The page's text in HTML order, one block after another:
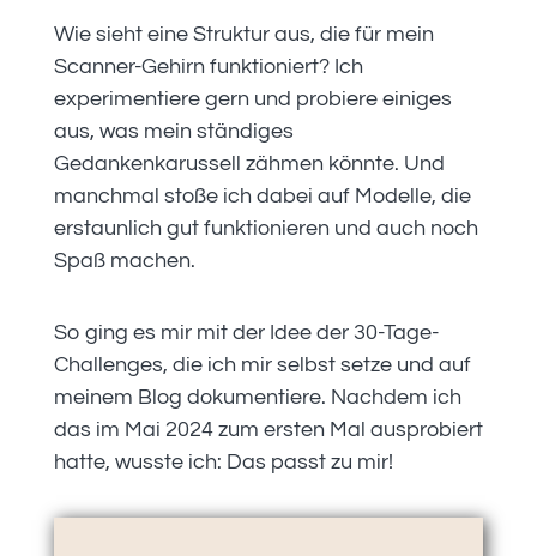
Wie sieht eine Struktur aus, die für mein
Scanner-Gehirn funktioniert? Ich
experimentiere gern und probiere einiges
aus, was mein ständiges
Gedankenkarussell zähmen könnte. Und
manchmal stoße ich dabei auf Modelle, die
erstaunlich gut funktionieren und auch noch
Spaß machen.
So ging es mir mit der Idee der 30-Tage-
Challenges, die ich mir selbst setze und auf
meinem Blog dokumentiere. Nachdem ich
das im Mai 2024 zum ersten Mal ausprobiert
hatte, wusste ich: Das passt zu mir!